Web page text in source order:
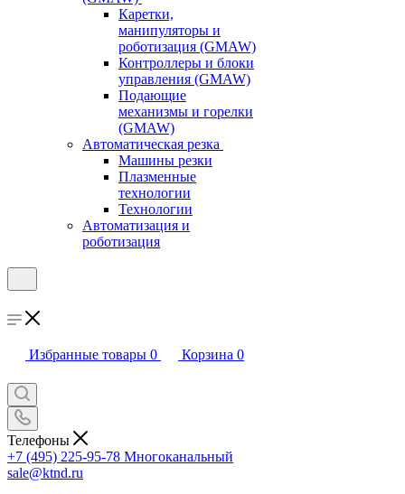
Каретки,
манипуляторы и
роботизация (GMAW)
Контроллеры и блоки
управления (GMAW)
Подающие
механизмы и горелки
(GMAW)
Автоматическая резка
Машины резки
Плазменные
технологии
Технологии
Автоматизация и
роботизация
Избранные товары 0 Корзина 0
Телефоны
+7 (495) 225-95-78 Многоканальный
sale@ktnd.ru